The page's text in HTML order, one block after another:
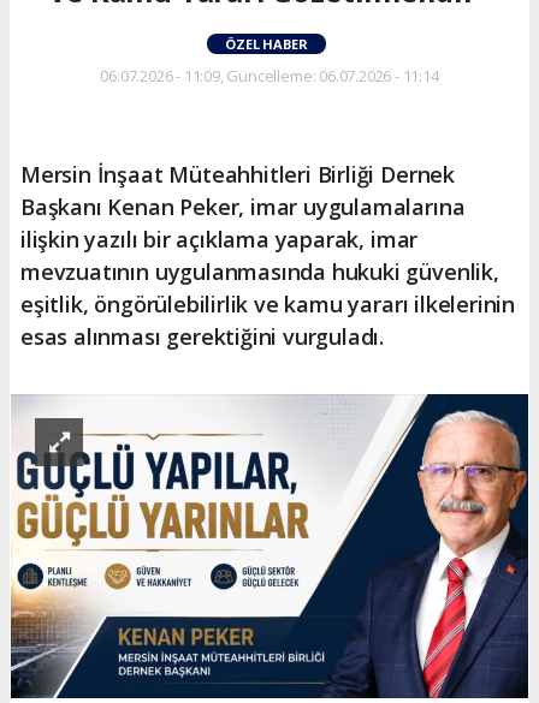
ÖZEL HABER
06.07.2026 - 11:09, Güncelleme: 06.07.2026 - 11:14
Mersin İnşaat Müteahhitleri Birliği Dernek
Başkanı Kenan Peker, imar uygulamalarına
ilişkin yazılı bir açıklama yaparak, imar
mevzuatının uygulanmasında hukuki güvenlik,
eşitlik, öngörülebilirlik ve kamu yararı ilkelerinin
esas alınması gerektiğini vurguladı.